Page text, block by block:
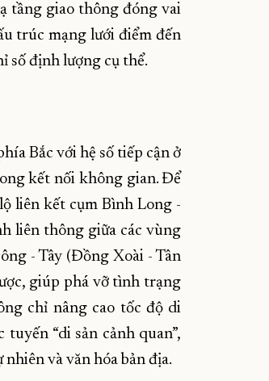
tầng giao thông đóng vai
trúc mạng lưới điểm đến
số định lượng cụ thể.
Bắc với hệ số tiếp cận ở
kết nối không gian. Để
liên kết cụm Bình Long -
liên thông giữa các vùng
- Tây (Đồng Xoài - Tân
giúp phá vỡ tình trạng
chỉ nâng cao tốc độ di
“di sản cảnh quan”,
và văn hóa bản địa.